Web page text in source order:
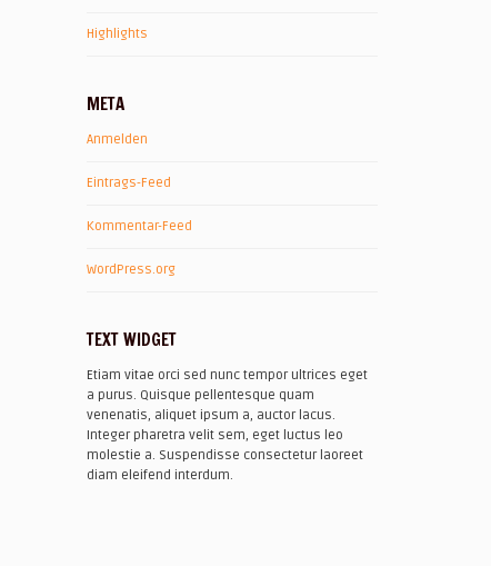
Highlights
META
Anmelden
Eintrags-Feed
Kommentar-Feed
WordPress.org
TEXT WIDGET
Etiam vitae orci sed nunc tempor ultrices eget
a purus. Quisque pellentesque quam
venenatis, aliquet ipsum a, auctor lacus.
Integer pharetra velit sem, eget luctus leo
molestie a. Suspendisse consectetur laoreet
diam eleifend interdum.